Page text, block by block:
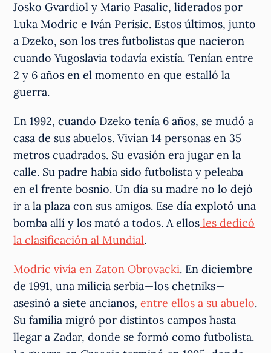
Josko Gvardiol y Mario Pasalic, liderados por
Luka Modric e Iván Perisic. Estos últimos, junto
a Dzeko, son los tres futbolistas que nacieron
cuando Yugoslavia todavía existía. Tenían entre
2 y 6 años en el momento en que estalló la
guerra.
En 1992, cuando Dzeko tenía 6 años, se mudó a
casa de sus abuelos. Vivían 14 personas en 35
metros cuadrados. Su evasión era jugar en la
calle. Su padre había sido futbolista y peleaba
en el frente bosnio. Un día su madre no lo dejó
ir a la plaza con sus amigos. Ese día explotó una
bomba allí y los mató a todos. A ellos les dedicó
la clasificación al Mundial.
Modric vivía en Zaton Obrovacki. En diciembre
de 1991, una milicia serbia — los chetniks —
asesinó a siete ancianos,entre ellos a su abuelo.
Su familia migró por distintos campos hasta
llegar a Zadar, donde se formó como futbolista.